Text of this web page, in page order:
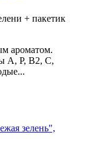
+ пакетик
ароматом.
А, Р, В2, С,